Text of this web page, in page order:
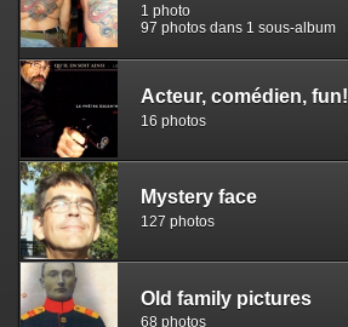
1 photo
97 photos dans 1 sous-album
Acteur, comédien, fun!
16 photos
Mystery face
127 photos
Old family pictures
68 photos